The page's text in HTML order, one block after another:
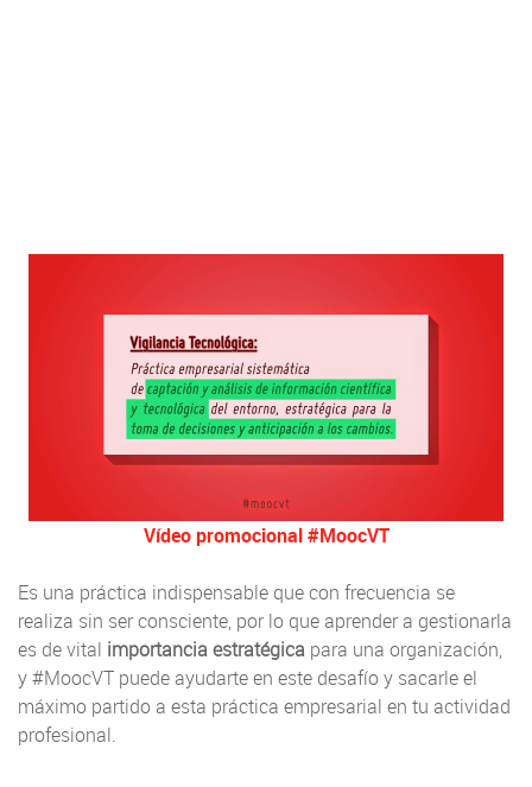
Vídeo promocional #MoocVT
Es una práctica indispensable que con frecuencia se
realiza sin ser consciente, por lo que aprender a gestionarla
es de vital importancia estratégica para una organización,
y #MoocVT puede ayudarte en este desafío y sacarle el
máximo partido a esta práctica empresarial en tu actividad
profesional.